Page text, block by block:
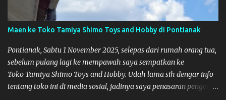
Maen ke Toko Tamiya Shimo Toys and Hobby di Pontianak
Pontianak, Sabtu 1 November 2025, selepas dari rumah orang tua,
sebelum pulang lagi ke mempawah saya sempatkan ke
Toko Tamiya Shimo Toys and Hobby. Udah lama sih dengar info
tentang toko ini di media sosial, jadinya saya penasaran pengen